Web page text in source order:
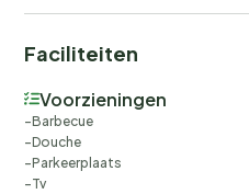
Faciliteiten
Voorzieningen
Barbecue
Douche
Parkeerplaats
Tv